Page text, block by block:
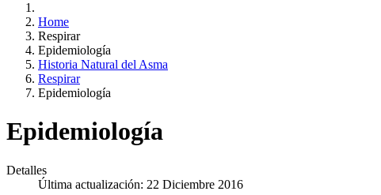
Home
Respirar
Epidemiología
Historia Natural del Asma
Respirar
Epidemiología
Epidemiología
Detalles
Última actualización: 22 Diciembre 2016